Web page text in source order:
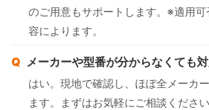
のご用意もサポートします。※適用
容によります。
メーカーや型番が分からなくても
はい。現地で確認し、ほぼ全メーカ
ます。まずはお気軽にご相談ください